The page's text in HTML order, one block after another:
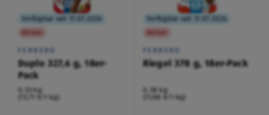
Verfügbar seit 17.07.2026
Aktion
FERRERO
Duplo 327,6 g, 18er-
Pack
0,33 kg
(13,71 €/1 kg)
Verfügbar seit 17.07.2026
Aktion
FERRERO
Riegel 378 g, 18er-Pack
0,38 kg
(11,88 €/1 kg)